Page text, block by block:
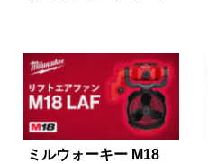
ミルウォーキー M18